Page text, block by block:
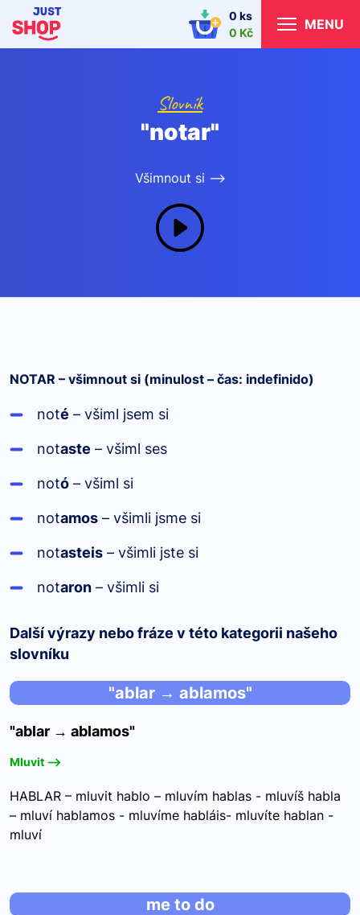
0 ks
0 Kč
MENU
Slovník
"notar"
Všimnout si -->
NOTAR – všimnout si (minulost – čas: indefinido)
noté – všiml jsem si
notaste – všiml ses
notó – všiml si
notamos – všimli jsme si
notasteis – všimli jste si
notaron – všimli si
Další výrazy nebo fráze v této kategorii našeho
slovníku
"ablar → ablamos"
"ablar → ablamos"
Mluvit -->
HABLAR – mluvit hablo – mluvím hablas - mluvíš habla
– mluví hablamos - mluvíme habláis- mluvíte hablan -
mluví
me to do